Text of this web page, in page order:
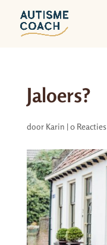
Jaloers?
door Karin |0 Reacties